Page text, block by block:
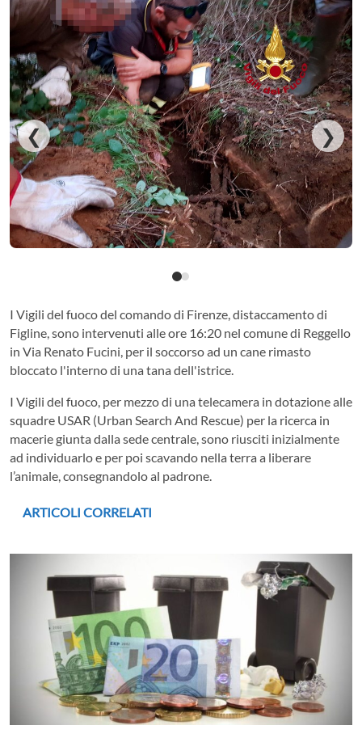
❮ ❯
I Vigili del fuoco del comando di Firenze, distaccamento di
Figline, sono intervenuti alle ore 16:20 nel comune di Reggello
in Via Renato Fucini, per il soccorso ad un cane rimasto
bloccato l'interno di una tana dell'istrice.
I Vigili del fuoco, per mezzo di una telecamera in dotazione alle
squadre USAR (Urban Search And Rescue) per la ricerca in
macerie giunta dalla sede centrale, sono riusciti inizialmente
ad individuarlo e per poi scavando nella terra a liberare
l’animale, consegnandolo al padrone.
ARTICOLI CORRELATI